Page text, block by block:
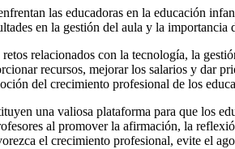
las educadoras en la educación
en la gestión del aula y la importancia
relacionados con la tecnología, la
recursos, mejorar los salarios y dar
del crecimiento profesional de los
una valiosa plataforma para que los
al promover la afirmación, la
el crecimiento profesional, evite el